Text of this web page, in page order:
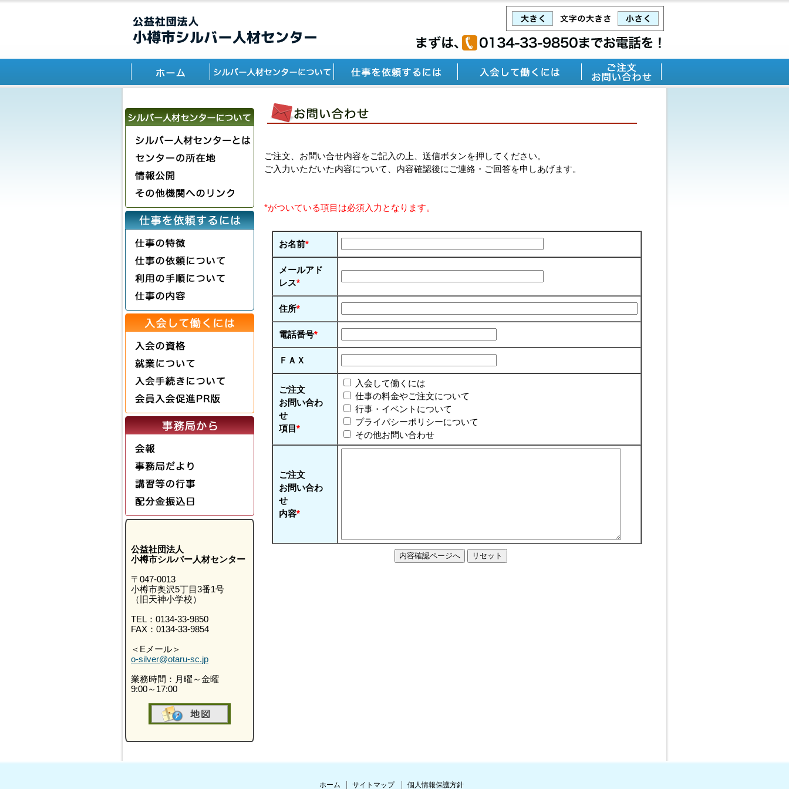
公益社団法人
小樽市シルバー人材センター
〒047-0013
小樽市奥沢5丁目3番1号
（旧天神小学校）
TEL：0134-33-9850
FAX：0134-33-9854
＜Eメール＞
o-silver@otaru-sc.jp
業務時間：月曜～金曜
9:00～17:00
ご注文、お問い合せ内容をご記入の上、送信ボタンを押してください。
ご入力いただいた内容について、内容確認後にご連絡・ご回答を申しあげます。
*がついている項目は必須入力となります。
お名前*
メールアド
レス*
住所*
電話番号*
ＦＡＸ
ご注文
お問い合わ
せ
項目 *
入会して働くには
仕事の料金やご注文について
行事・イベントについて
プライバシーポリシーについて
その他お問い合わせ
ご注文
お問い合わ
せ
内容*
ホーム サイトマップ 個人情報保護方針